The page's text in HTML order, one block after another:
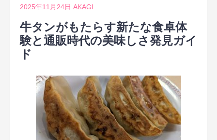
2025年11月24日 AKAGI
牛タンがもたらす新たな食卓体
験と通販時代の美味しさ発見ガイ
ド